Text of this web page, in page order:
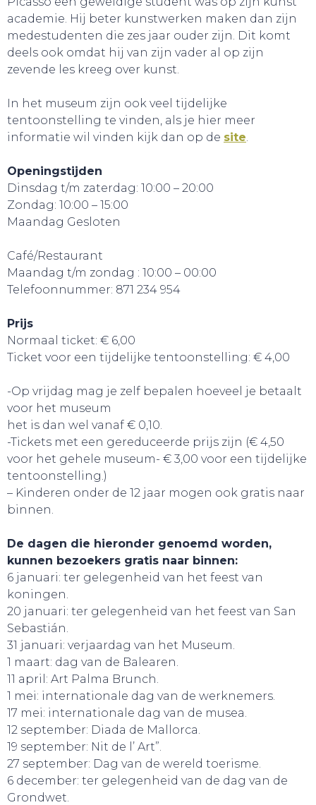
BELEEF!
academie. Hij beter kunstwerken maken dan zijn
medestudenten die zes jaar ouder zijn. Dit komt
deels ook omdat hij van zijn vader al op zijn
zevende les kreeg over kunst.
In het museum zijn ook veel tijdelijke
tentoonstelling te vinden, als je hier meer
informatie wil vinden kijk dan op de site.
Openingstijden
Dinsdag t/m zaterdag: 10:00 – 20:00
Zondag: 10:00 – 15:00
Maandag Gesloten
Café/Restaurant
Maandag t/m zondag : 10:00 – 00:00
Telefoonnummer: 871 234 954
Prijs
Normaal ticket: € 6,00
Ticket voor een tijdelijke tentoonstelling: € 4,00
-Op vrijdag mag je zelf bepalen hoeveel je betaalt
voor het museum
het is dan wel vanaf € 0,10.
-Tickets met een gereduceerde prijs zijn (€ 4,50
voor het gehele museum- € 3,00 voor een tijdelijke
tentoonstelling.)
– Kinderen onder de 12 jaar mogen ook gratis naar
binnen.
De dagen die hieronder genoemd worden,
kunnen bezoekers gratis naar binnen:
6 januari: ter gelegenheid van het feest van
koningen.
20 januari: ter gelegenheid van het feest van San
Sebastián.
31 januari: verjaardag van het Museum.
1 maart: dag van de Balearen.
11 april: Art Palma Brunch.
1 mei: internationale dag van de werknemers.
17 mei: internationale dag van de musea.
12 september: Diada de Mallorca.
19 september: Nit de l’ Art”.
27 september: Dag van de wereld toerisme.
6 december: ter gelegenheid van de dag van de
Grondwet.